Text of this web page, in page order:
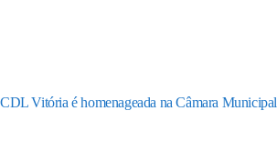
CDL Vitória é homenageada na Câmara Municipal